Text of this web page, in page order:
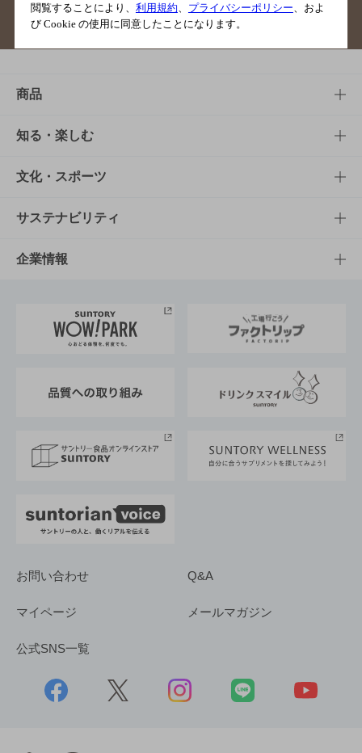
サイトマップ ご意見・ご感想
商品
商品TOP
商品一覧
商品発売情報
栄養成分一覧
知る・楽しむ
知る・楽しむTOP
キャンペーン
工場見学
地域情報
文化・スポーツ
文化・スポーツTOP
サントリーホール
サントリーサンバーズ大阪
サステナビリティ
サステナビリティTOP
サントリーが考えるサステナビリティ経営
企業情報
企業概要
採用情報
お問い合わせ Q&A
マイページ メールマガジン
公式SNS一覧
閲覧することにより、 利用規約 プライバシーポリシー 、およ
び Cookie の使用に同意したことになります。